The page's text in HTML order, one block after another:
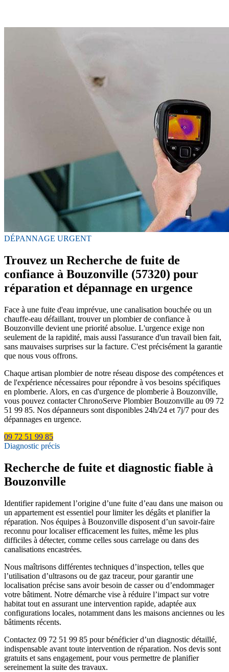
DÉPANNAGE URGENT
Trouvez un Recherche de fuite de
confiance à Bouzonville (57320) pour
réparation et dépannage en urgence
Face à une fuite d'eau imprévue, une canalisation bouchée ou un
chauffe-eau défaillant, trouver un plombier de confiance à
Bouzonville devient une priorité absolue. L'urgence exige non
seulement de la rapidité, mais aussi l'assurance d'un travail bien fait,
sans mauvaises surprises sur la facture. C'est précisément la garantie
que nous vous offrons.
Chaque artisan plombier de notre réseau dispose des compétences et
de l'expérience nécessaires pour répondre à vos besoins spécifiques
en plomberie. Alors, en cas d'urgence de plomberie à Bouzonville,
vous pouvez contacter ChronoServe Plombier Bouzonville au 09 72
51 99 85. Nos dépanneurs sont disponibles 24h/24 et 7j/7 pour des
dépannages en urgence.
09 72 51 99 85
Diagnostic précis
Recherche de fuite et diagnostic fiable à
Bouzonville
Identifier rapidement l’origine d’une fuite d’eau dans une maison ou
un appartement est essentiel pour limiter les dégâts et planifier la
réparation. Nos équipes à Bouzonville disposent d’un savoir-faire
reconnu pour localiser efficacement les fuites, même les plus
difficiles à détecter, comme celles sous carrelage ou dans des
canalisations encastrées.
Nous maîtrisons différentes techniques d’inspection, telles que
l’utilisation d’ultrasons ou de gaz traceur, pour garantir une
localisation précise sans avoir besoin de casser ou d’endommager
votre bâtiment. Notre démarche vise à réduire l’impact sur votre
habitat tout en assurant une intervention rapide, adaptée aux
configurations locales, notamment dans les maisons anciennes ou les
bâtiments récents.
Contactez 09 72 51 99 85 pour bénéficier d’un diagnostic détaillé,
indispensable avant toute intervention de réparation. Nos devis sont
gratuits et sans engagement, pour vous permettre de planifier
sereinement la suite des travaux.